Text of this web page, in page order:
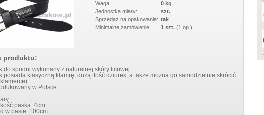
Waga:
0 kg
Jednostka miary:
szt.
Sprzedaż na opakowania: tak
Minimalne zamówienie:
1 szt. (1 op.)
produktu:
do spodni wykonany z naturalnej skóry licowej.
posiada klasyczną klamrę, dużą ilość dziurek, a także można go samodzielnie skrócić
w Polsce.
paska: 4cm
w pasie: 100cm